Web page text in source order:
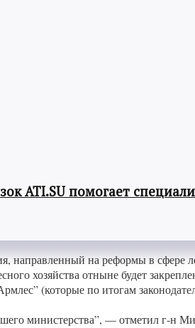
ATI.SU помогает
на реформы в сфере
хозяйства отныне будет
(которые по итогам
министерства”, — отметил г-н